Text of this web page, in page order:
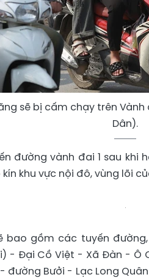
sẽ bị cấm chạy trên Vành
Dân).
đường vành đai 1 sau
khu vực nội đô, vùng lõi
bao gồm các tuyến
- Đại Cồ Việt - Xã Đàn - Ô
đường Bưởi - Lạc Long